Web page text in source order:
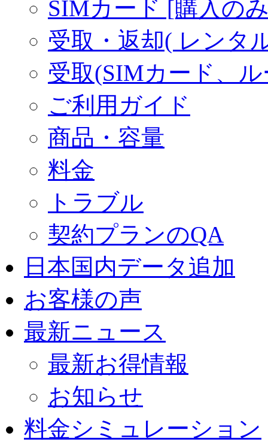
SIMカード [購入の
受取・返却( レンタ
受取(SIMカード、
ご利用ガイド
商品・容量
料金
トラブル
契約プランのQA
日本国内データ追加
お客様の声
最新ニュース
最新お得情報
お知らせ
料金シミュレーション